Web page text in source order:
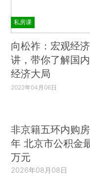
私房课
向松祚：宏观经
讲，带你了解国
经济大局
2022年04月06日
非京籍五环内购
年 北京市公积金
万元
2026年08月08日